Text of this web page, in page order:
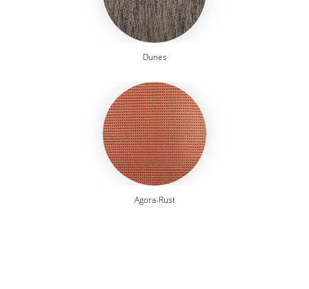
Dunes
Agora-Rust